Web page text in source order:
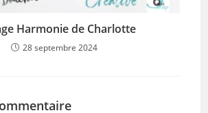
Harmonie de Charlotte
28 septembre 2024